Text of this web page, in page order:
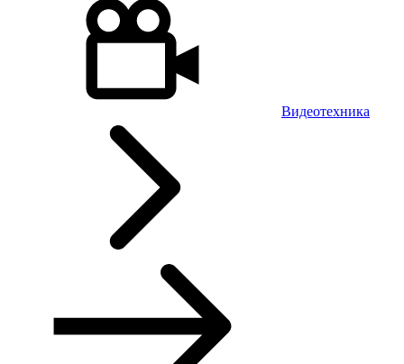
Видеотехника